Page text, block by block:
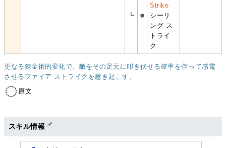
┗
Strike
シーリ
ング ス
トライ
ク
更なる錬金術的変化で、敵をその足元に叩き伏せる確率を伴って感電
させるファイア ストライクを惹き起こす。
原文
スキル情報